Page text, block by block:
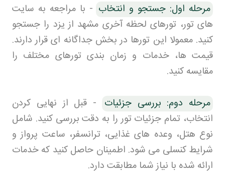
مرحله اول: جستجو و انتخاب - با مراجعه به سایت
های تور، تورهای لحظه آخری مشهد از یزد را جستجو
کنید. معمولا این تورها در بخش جداگانه ای قرار دارند.
قیمت ها، خدمات و زمان بندی تورهای مختلف را
مقایسه کنید.
مرحله دوم: بررسی جزئیات - قبل از نهایی کردن
انتخاب، تمام جزئیات تور را به دقت بررسی کنید. شامل
نوع هتل، وعده های غذایی، ترانسفر، ساعت پرواز و
شرایط کنسلی می شود. اطمینان حاصل کنید که خدمات
ارائه شده با نیاز شما مطابقت دارد.